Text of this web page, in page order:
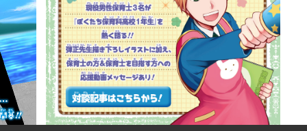
詳細ページへのリンク